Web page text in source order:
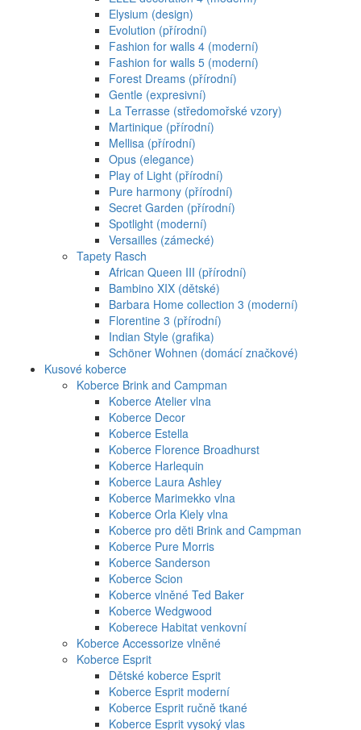
Elysium (design)
Evolution (přírodní)
Fashion for walls 4 (moderní)
Fashion for walls 5 (moderní)
Forest Dreams (přírodní)
Gentle (expresivní)
La Terrasse (středomořské vzory)
Martinique (přírodní)
Mellisa (přírodní)
Opus (elegance)
Play of Light (přírodní)
Pure harmony (přírodní)
Secret Garden (přírodní)
Spotlight (moderní)
Versailles (zámecké)
Tapety Rasch
African Queen III (přírodní)
Bambino XIX (dětské)
Barbara Home collection 3 (moderní)
Florentine 3 (přírodní)
Indian Style (grafika)
Schöner Wohnen (domácí značkové)
Kusové koberce
Koberce Brink and Campman
Koberce Atelier vlna
Koberce Decor
Koberce Estella
Koberce Florence Broadhurst
Koberce Harlequin
Koberce Laura Ashley
Koberce Marimekko vlna
Koberce Orla Kiely vlna
Koberce pro děti Brink and Campman
Koberce Pure Morris
Koberce Sanderson
Koberce Scion
Koberce vlněné Ted Baker
Koberce Wedgwood
Koberece Habitat venkovní
Koberce Accessorize vlněné
Koberce Esprit
Dětské koberce Esprit
Koberce Esprit moderní
Koberce Esprit ručně tkané
Koberce Esprit vysoký vlas